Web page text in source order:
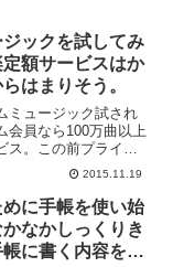
ックを試してみ
額サービスはか
はまりそう。
ミュージック試され
会員なら100万曲以上
。この前プライム
ンしたばっかりなの
めますよね。昨日早速
をまとめておきま
2015.11.19
に手帳を使い始
なかしっくりき
に書く内容を悩